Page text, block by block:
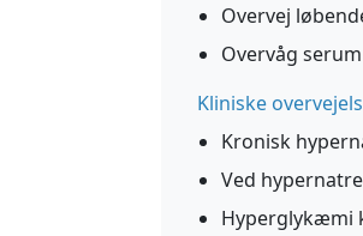
Overvej
Overvåg
Kliniske
Kronisk
Ved
Hyperglykæmi